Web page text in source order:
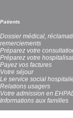
Patients
Dossier médical,
remerciements
Préparez votre
Préparez votre
Payez vos factures
Votre séjour
Le service social
Relations usagers
Votre admission en
Informations aux familles